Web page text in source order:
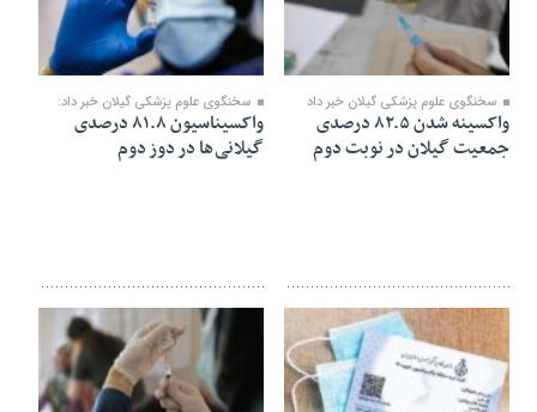
۲۰ آذر ۱۴۰۰
سخنگوی علوم پزشکی گیلان خبر داد
واکسینه شدن ۸۲.۵ درصدی
جمعیت گیلان در نوبت دوم
۱۶ آذر ۱۴۰۰
سخنگوی علوم پزشکی گیلان خبر داد:
واکسیناسیون ۸۱.۸ درصدی
گیلانی ها در دوز دوم